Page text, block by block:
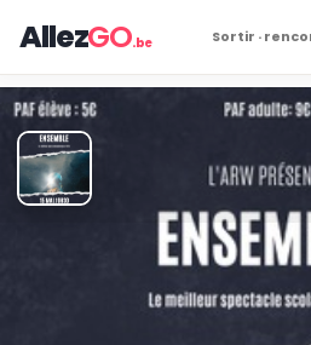
"Ensemble"
AllezGO.be Sortir ·